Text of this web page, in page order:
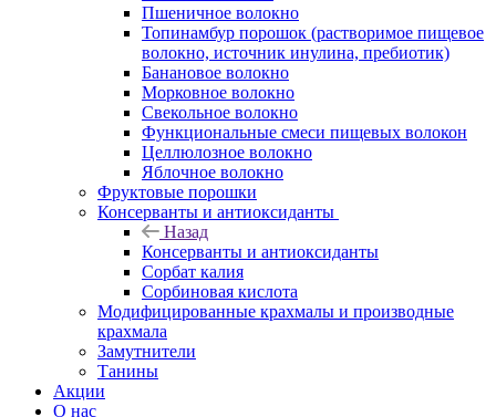
Пшеничное волокно
Топинамбур порошок (растворимое пищевое
волокно, источник инулина, пребиотик)
Банановое волокно
Морковное волокно
Свекольное волокно
Функциональные смеси пищевых волокон
Целлюлозное волокно
Яблочное волокно
Фруктовые порошки
Консерванты и антиоксиданты
Назад
Консерванты и антиоксиданты
Сорбат калия
Сорбиновая кислота
Модифицированные крахмалы и производные
крахмала
Замутнители
Танины
Акции
О нас